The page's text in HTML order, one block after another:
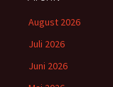
August 2026
Juli 2026
Juni 2026